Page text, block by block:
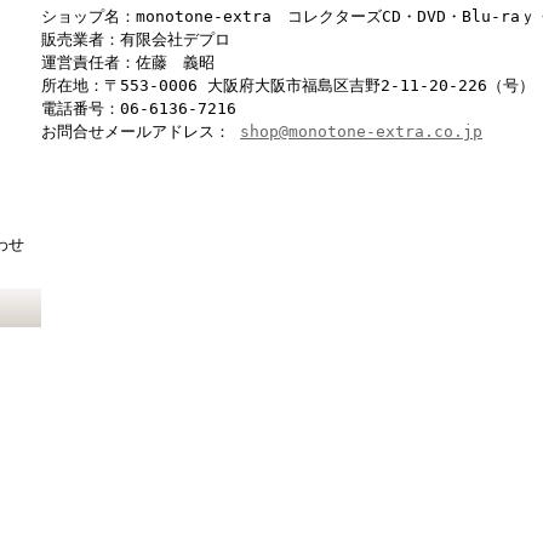
せ
ショップ名：monotone-extra コレクターズCD・DVD・Blu-raｙ
販売業者：有限会社デプロ
運営責任者：佐藤 義昭
所在地：〒553-0006 大阪府大阪市福島区吉野2-11-20-226（号）
電話番号：06-6136-7216
お問合せメールアドレス： shop@monotone-extra.co.jp